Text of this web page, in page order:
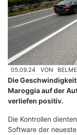
05.09.24 VON
Die
Maroggia auf der
verliefen positiv.
Die Kontrollen
Software der